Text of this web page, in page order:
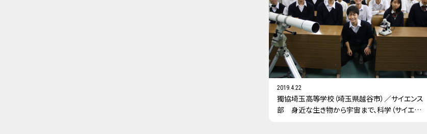
2019.4.22
獨協埼玉高等学校（埼玉県越谷市）／サイエンス
部 身近な生き物から宇宙まで、科学（サイエン